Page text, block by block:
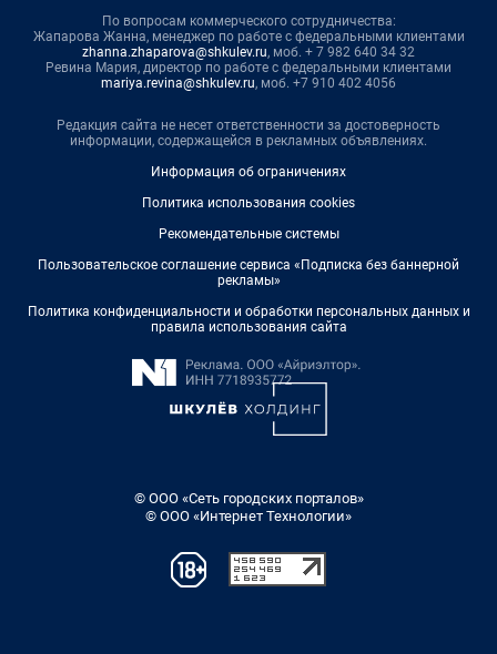
По вопросам коммерческого сотрудничества:
Жапарова Жанна, менеджер по работе с федеральными клиентами
zhanna.zhaparova@shkulev.ru, моб. + 7 982 640 34 32
Ревина Мария, директор по работе с федеральными клиентами
mariya.revina@shkulev.ru, моб. +7 910 402 4056
Редакция сайта не несет ответственности за достоверность
информации, содержащейся в рекламных объявлениях.
Информация об ограничениях
Политика использования cookies
Рекомендательные системы
Пользовательское соглашение сервиса «Подписка без баннерной
рекламы»
Политика конфиденциальности и обработки персональных данных и
правила использования сайта
© ООО «Сеть городских порталов»
© ООО «Интернет Технологии»